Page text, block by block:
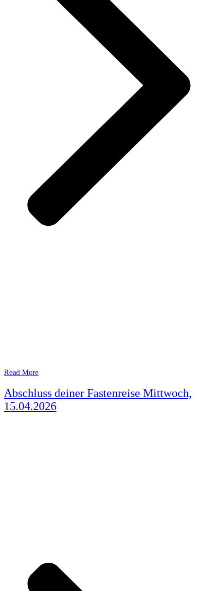
Read More
Abschluss deiner Fastenreise Mittwoch,
15.04.2026